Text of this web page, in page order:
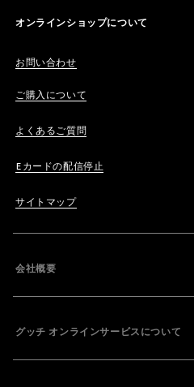
オンラインショップについて
お問い合わせ
ご購入について
よくあるご質問
Eカードの配信停止
サイトマップ
会社概要
グッチ オンラインサービスについて